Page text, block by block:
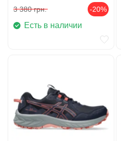
3 380 грн. -20%
Есть в наличии